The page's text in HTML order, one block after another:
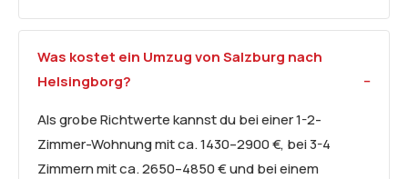
Was kostet ein Umzug von Salzburg nach
Helsingborg?
Als grobe Richtwerte kannst du bei einer 1-2-
Zimmer-Wohnung mit ca. 1430–2900 €, bei 3-4
Zimmern mit ca. 2650–4850 € und bei einem